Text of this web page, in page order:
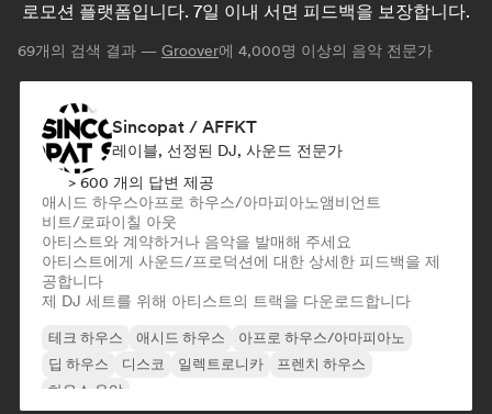
로모션 플랫폼입니다. 7일 이내 서면 피드백을 보장합니다.
69개의 검색 결과 — Groover에 4,000명 이상의 음악 전문가
Sincopat / AFFKT
레이블, 선정된 DJ, 사운드 전문가
> 600 개의 답변 제공
애시드 하우스아프로 하우스/아마피아노앰비언트
비트/로파이칠 아웃
아티스트와 계약하거나 음악을 발매해 주세요
아티스트에게 사운드/프로덕션에 대한 상세한 피드백을 제
공합니다
제 DJ 세트를 위해 아티스트의 트랙을 다운로드합니다
테크 하우스 애시드 하우스
아프로 하우스/아마피아노
딥 하우스
디스코 일렉트로니카
프렌치 하우스
하우스 음악